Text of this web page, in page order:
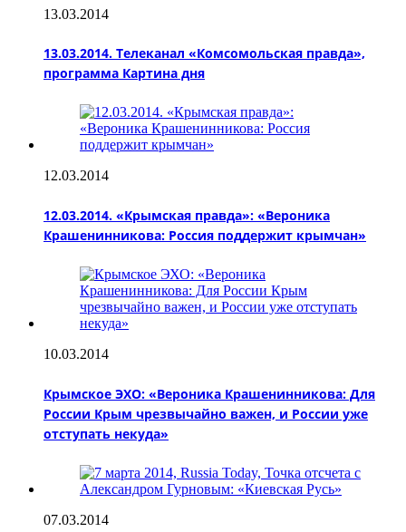
13.03.2014
13.03.2014. Телеканал «Комсомольская правда»,
программа Картина дня
12.03.2014
12.03.2014. «Крымская правда»: «Вероника
Крашенинникова: Россия поддержит крымчан»
10.03.2014
Крымское ЭХО: «Вероника Крашенинникова: Для
России Крым чрезвычайно важен, и России уже
отступать некуда»
07.03.2014